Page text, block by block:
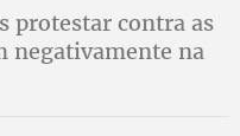
protestar contra as
negativamente na